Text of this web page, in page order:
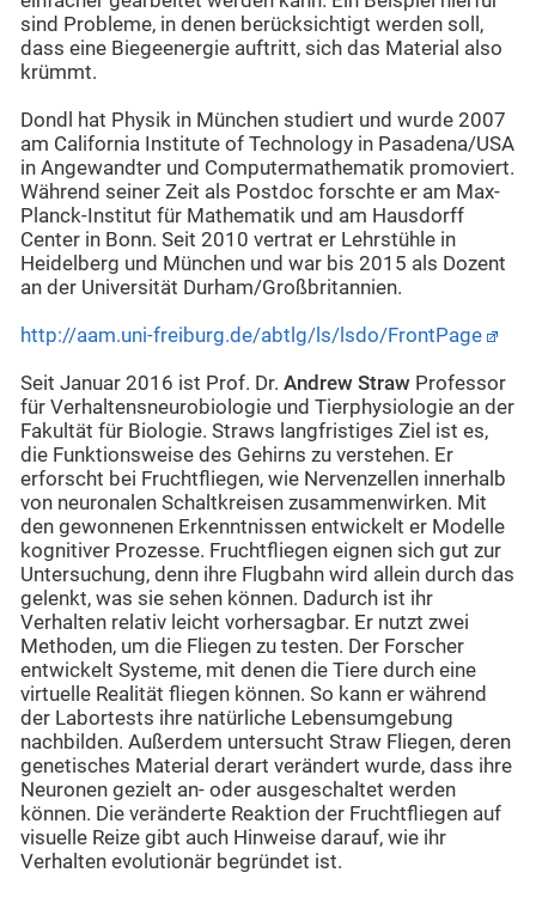
sind Probleme, in denen berücksichtigt werden soll,
dass eine Biegeenergie auftritt, sich das Material also
krümmt.
Dondl hat Physik in München studiert und wurde 2007
am California Institute of Technology in Pasadena/USA
in Angewandter und Computermathematik promoviert.
Während seiner Zeit als Postdoc forschte er am Max-
Planck-Institut für Mathematik und am Hausdorff
Center in Bonn. Seit 2010 vertrat er Lehrstühle in
Heidelberg und München und war bis 2015 als Dozent
an der Universität Durham/Großbritannien.
http://aam.uni-freiburg.de/abtlg/ls/lsdo/FrontPage
Seit Januar 2016 ist Prof. Dr. Andrew Straw Professor
für Verhaltensneurobiologie und Tierphysiologie an der
Fakultät für Biologie. Straws langfristiges Ziel ist es,
die Funktionsweise des Gehirns zu verstehen. Er
erforscht bei Fruchtfliegen, wie Nervenzellen innerhalb
von neuronalen Schaltkreisen zusammenwirken. Mit
den gewonnenen Erkenntnissen entwickelt er Modelle
kognitiver Prozesse. Fruchtfliegen eignen sich gut zur
Untersuchung, denn ihre Flugbahn wird allein durch das
gelenkt, was sie sehen können. Dadurch ist ihr
Verhalten relativ leicht vorhersagbar. Er nutzt zwei
Methoden, um die Fliegen zu testen. Der Forscher
entwickelt Systeme, mit denen die Tiere durch eine
virtuelle Realität fliegen können. So kann er während
der Labortests ihre natürliche Lebensumgebung
nachbilden. Außerdem untersucht Straw Fliegen, deren
genetisches Material derart verändert wurde, dass ihre
Neuronen gezielt an- oder ausgeschaltet werden
können. Die veränderte Reaktion der Fruchtfliegen auf
visuelle Reize gibt auch Hinweise darauf, wie ihr
Verhalten evolutionär begründet ist.